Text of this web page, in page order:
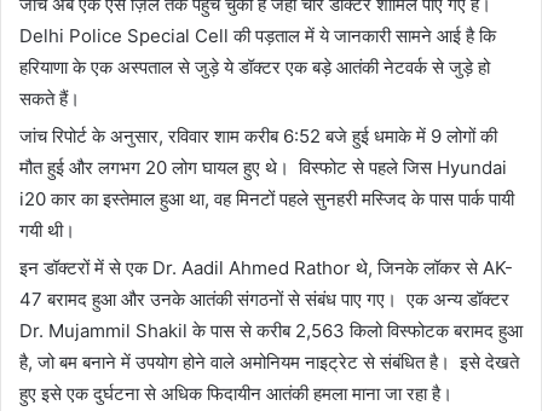
Delhi Police Special Cell की पड़ताल में ये जानकारी सामने आई है कि
हरियाणा के एक अस्पताल से जुड़े ये डॉक्टर एक बड़े आतंकी नेटवर्क से जुड़े हो
सकते हैं।
जांच रिपोर्ट के अनुसार, रविवार शाम करीब 6:52 बजे हुई धमाके में 9 लोगों की
मौत हुई और लगभग 20 लोग घायल हुए थे। विस्फोट से पहले जिस Hyundai
i20 कार का इस्तेमाल हुआ था, वह मिनटों पहले सुनहरी मस्जिद के पास पार्क पायी
गयी थी।
इन डॉक्टरों में से एक Dr. Aadil Ahmed Rathor थे, जिनके लॉकर से AK-
47 बरामद हुआ और उनके आतंकी संगठनों से संबंध पाए गए। एक अन्य डॉक्टर
Dr. Mujammil Shakil के पास से करीब 2,563 किलो विस्फोटक बरामद हुआ
है, जो बम बनाने में उपयोग होने वाले अमोनियम नाइट्रेट से संबंधित है। इसे देखते
हुए इसे एक दुर्घटना से अधिक फिदायीन आतंकी हमला माना जा रहा है।